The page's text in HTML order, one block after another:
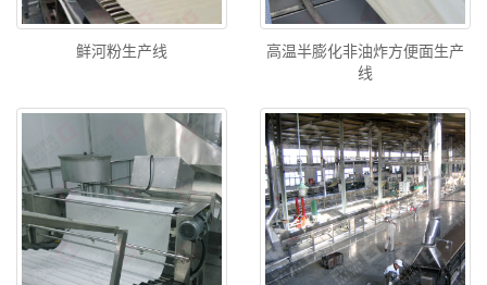
鲜河粉生产线
高温半膨化非油炸方便面生产
线